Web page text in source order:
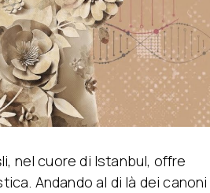
nel cuore di Istanbul, offre
Andando al di là dei canoni